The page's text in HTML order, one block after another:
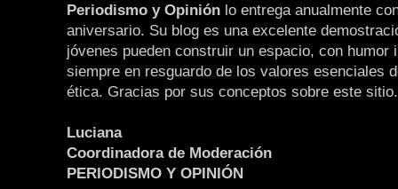
Periodismo y Opinión lo entrega anualmente
aniversario. Su blog es una excelente
jóvenes pueden construir un espacio, con humor
siempre en resguardo de los valores esenciales
ética. Gracias por sus conceptos sobre este sitio.
Luciana
Coordinadora de Moderación
PERIODISMO Y OPINIÓN